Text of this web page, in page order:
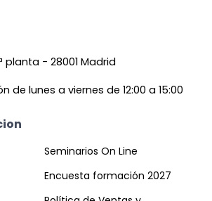
planta - 28001 Madrid
de lunes a viernes de 12:00 a 15:00
Seminarios On Line
Encuesta formación 2027